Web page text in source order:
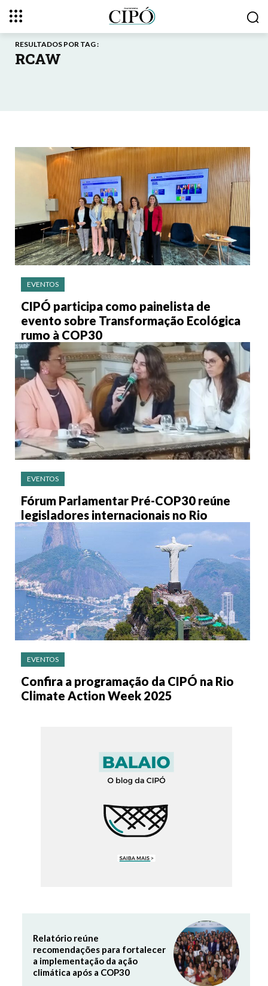
RESULTADOS POR TAG :
RCAW
EVENTOS
CIPÓ participa como painelista de
evento sobre Transformação Ecológica
rumo à COP30
EVENTOS
Fórum Parlamentar Pré-COP30 reúne
legisladores internacionais no Rio
EVENTOS
Confira a programação da CIPÓ na Rio
Climate Action Week 2025
Relatório reúne
recomendações para fortalecer
a implementação da ação
climática após a COP30